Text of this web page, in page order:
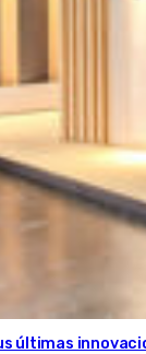
últimas